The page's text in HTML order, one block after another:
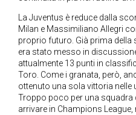
La Juventus è reduce dalla
Milan e Massimiliano Allegri
proprio futuro. Già prima della
era stato messo in
attualmente 13 punti in
Toro. Come i granata, però,
ottenuto una sola vittoria nelle
Troppo poco per una squadra
arrivare in Champions